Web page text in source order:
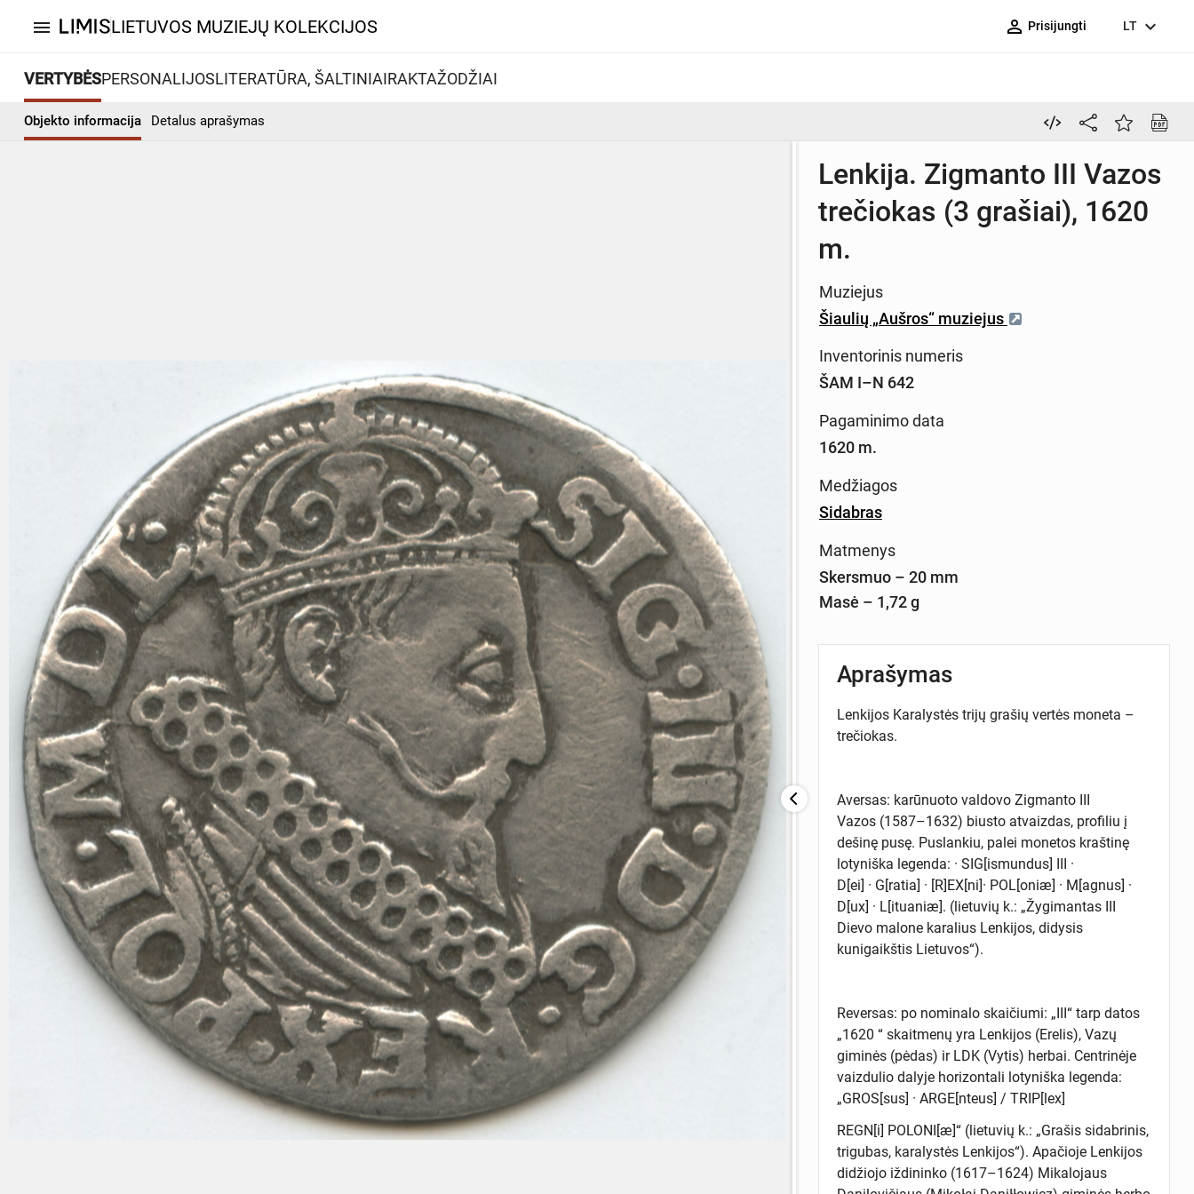
menu LIETUVOS MUZIEJŲ KOLEKCIJOS person_outline Prisijungti LT expand_more
VERTYBĖSPERSONALIJOSLITERATŪRA, ŠALTINIAIRAKTAŽODŽIAI
Objekto informacija Detalus aprašymas
Lenkija. Zigmanto III Vazos
trečiokas (3 grašiai), 1620
m.
Muziejus
Šiaulių „Aušros“ muziejus
Inventorinis numeris
ŠAM I–N 642
Pagaminimo data
1620 m.
Medžiagos
Sidabras
Matmenys
Skersmuo – 20 mm
Masė – 1,72 g
Aprašymas
Lenkijos Karalystės trijų grašių vertės moneta –
trečiokas.
Aversas: karūnuoto valdovo Zigmanto III
Vazos (1587–1632) biusto atvaizdas, profiliu į
dešinę pusę. Puslankiu, palei monetos kraštinę
lotyniška legenda: · SIG[ismundus] III ·
D[ei] · G[ratia] · [R]EX[ni]· POL[oniæ] · M[agnus] ·
D[ux] · L[ituaniæ]. (lietuvių k.: „Žygimantas III
Dievo malone karalius Lenkijos, didysis
kunigaikštis Lietuvos“).
Reversas: po nominalo skaičiumi: „III“ tarp datos
„1620 “ skaitmenų yra Lenkijos (Erelis), Vazų
giminės (pėdas) ir LDK (Vytis) herbai. Centrinėje
vaizdulio dalyje horizontali lotyniška legenda:
„GROS[sus] · ARGE[nteus] / TRIP[lex]
REGN[i] POLONI[æ]“ (lietuvių k.: „Grašis sidabrinis,
trigubas, karalystės Lenkijos“). Apačioje Lenkijos
didžiojo iždininko (1617–1624) Mikalojaus